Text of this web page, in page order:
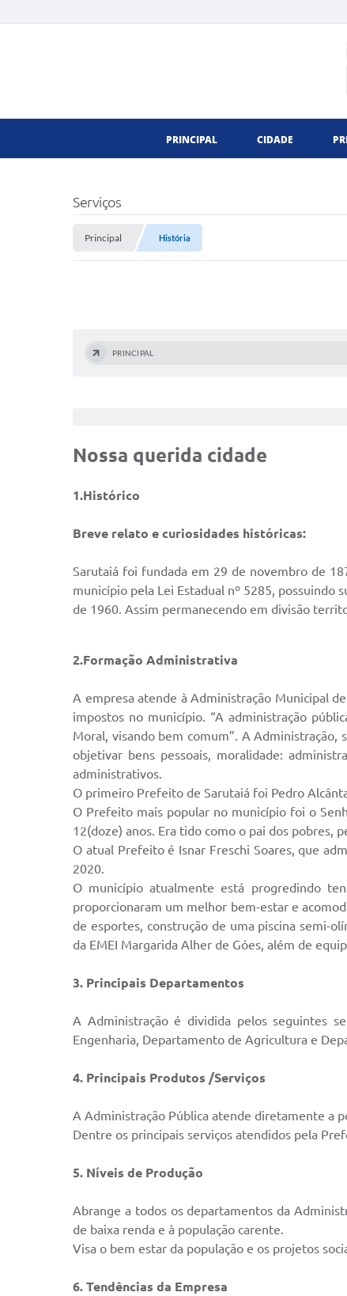
PRINCIPAL CIDADE
Serviços
Principal História
PRINCIPAL
Nossa querida cidade
1.Histórico
Breve relato e curiosidades históricas:
Sarutaiá foi fundada em 29 de novembro de
município pela Lei Estadual nº 5285,
de 1960. Assim permanecendo em divisão
2.Formação Administrativa
A empresa atende à Administração Municipal
impostos no município. “A administração
Moral, visando bem comum”. A Administração,
objetivar bens pessoais, moralidade:
administrativos.
O primeiro Prefeito de Sarutaiá foi Pedro
O Prefeito mais popular no município foi o
12(doze) anos. Era tido como o pai dos pobres,
O atual Prefeito é Isnar Freschi Soares, que
2020.
O município atualmente está progredindo
proporcionaram um melhor bem-estar e
de esportes, construção de uma piscina semi-
da EMEI Margarida Alher de Góes, além de
3. Principais Departamentos
A Administração é dividida pelos seguintes
Engenharia, Departamento de Agricultura e
4. Principais Produtos /Serviços
A Administração Pública atende diretamente a
Dentre os principais serviços atendidos pela
5. Níveis de Produção
Abrange a todos os departamentos da
de baixa renda e à população carente.
Visa o bem estar da população e os projetos
6. Tendências da Empresa